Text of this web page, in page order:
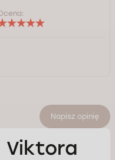
Napisz opinię
Viktora